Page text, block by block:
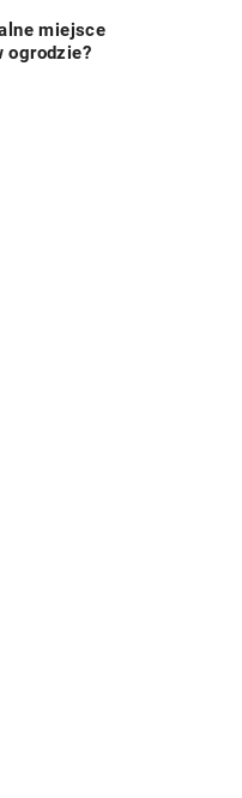
miejsce
ogrodzie?